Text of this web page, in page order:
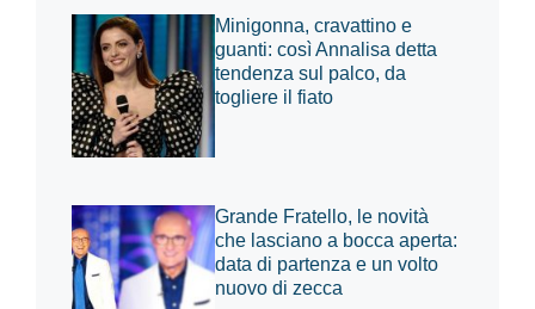
Minigonna, cravattino e
guanti: così Annalisa detta
tendenza sul palco, da
togliere il fiato
Grande Fratello, le novità
che lasciano a bocca aperta:
data di partenza e un volto
nuovo di zecca